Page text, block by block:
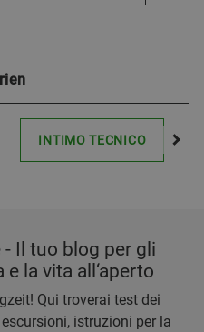
INTIMO TECNICO
Il tuo blog per gli
la vita all‘aperto
Qui troverai test dei
istruzioni per la